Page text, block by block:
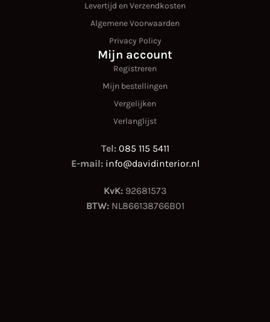
Levertijd en Verzendkosten
Algemene Voorwaarden
Privacy Policy
Mijn account
Registreren
Mijn bestellingen
Vergelijken
Verlanglijst
Tel: 085 115 5411
E-mail: info@davidinterior.nl
KvK: 92681573
BTW: NL866138766B01